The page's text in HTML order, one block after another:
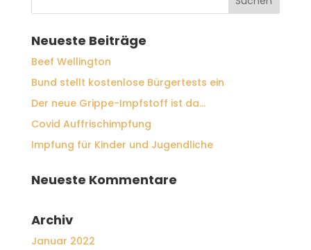
Neueste Beiträge
Beef Wellington
Bund stellt kostenlose Bürgertests ein
Der neue Grippe-Impfstoff ist da…
Covid Auffrischimpfung
Impfung für Kinder und Jugendliche
Neueste Kommentare
Archiv
Januar 2022